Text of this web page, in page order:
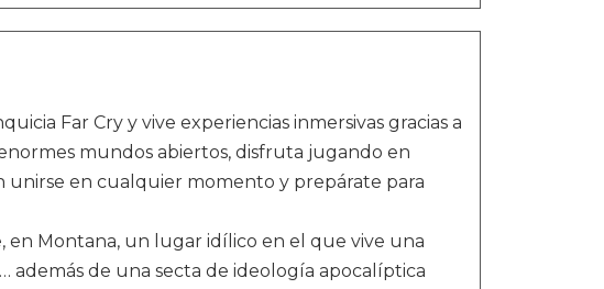
Far Cry y vive experiencias inmersivas gracias a
mundos abiertos, disfruta jugando en
en cualquier momento y prepárate para
en Montana, un lugar idílico en el que vive una
de una secta de ideología apocalíptica